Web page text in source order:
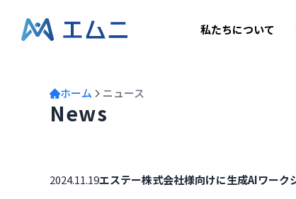
私たちについて
ホーム ニュース
News
2024.11.19エステー株式会社様向けに生成AIワーク